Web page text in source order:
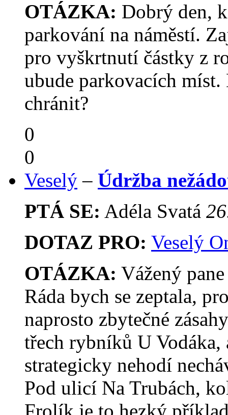
OTÁZKA: Dobrý den,
parkování na náměstí.
pro vyškrtnutí částky z
ubude parkovacích míst.
chránit?
0
0
Veselý – Údržba
PTÁ SE: Adéla Svatá
DOTAZ PRO: Veselý
OTÁZKA: Vážený
Ráda bych se zeptala,
naprosto zbytečné
třech rybníků U Vodáka,
strategicky nehodí
Pod ulicí Na Trubách,